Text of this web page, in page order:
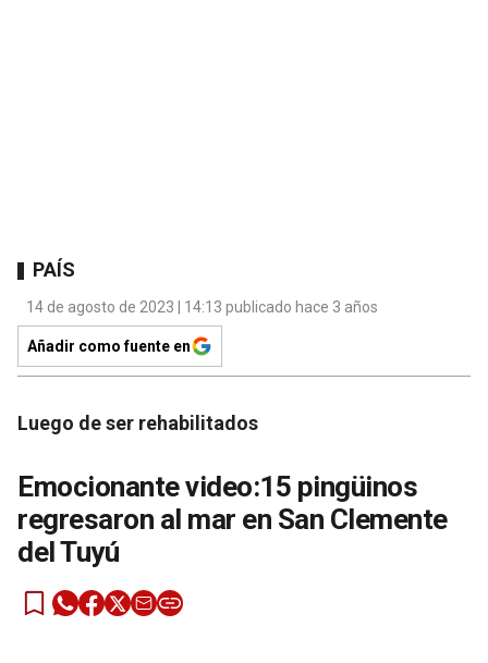
PAÍS
14 de agosto de 2023 | 14:13 publicado hace 3 años
Añadir como fuente en
Luego de ser rehabilitados
Emocionante video:15 pingüinos
regresaron al mar en San Clemente
del Tuyú